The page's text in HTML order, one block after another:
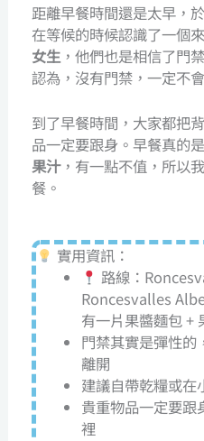
距離早餐時間還是太早，
在等候的時候認識了一個
女生，他們也是相信了門
認為，沒有門禁，一定不
到了早餐時間，大家都把
品一定要跟身。早餐真的
果汁，有一點不值，所以
餐。
實用資訊：
路線：
Roncesvalles
有一片果醬麵包 +
門禁其實是彈性的
離開
建議自帶乾糧或在
貴重物品一定要跟
裡